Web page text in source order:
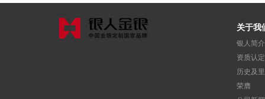
关于我
银人简介
资质认定
历史及
荣膺